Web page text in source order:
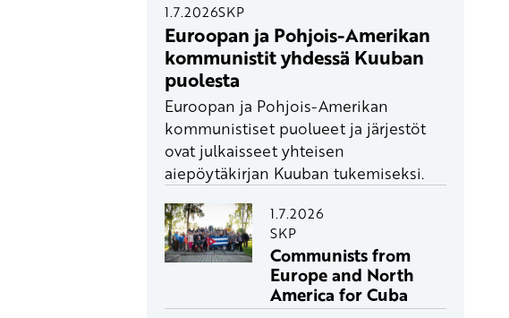
1.7.2026SKP
Euroopan ja Pohjois-Amerikan
kommunistit yhdessä Kuuban
puolesta
Euroopan ja Pohjois-Amerikan
kommunistiset puolueet ja järjestöt
ovat julkaisseet yhteisen
aiepöytäkirjan Kuuban tukemiseksi.
1.7.2026
SKP
Communists from
Europe and North
America for Cuba